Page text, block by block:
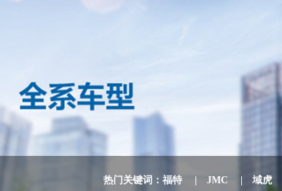
热门关键词： 福特 JMC 域虎